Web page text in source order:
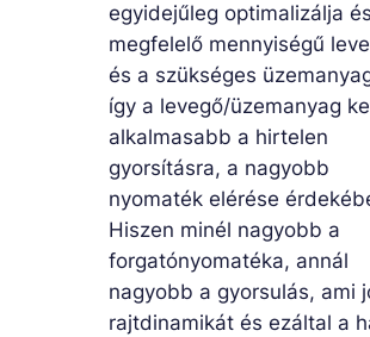
egyidejűleg optimalizálja és
megfelelő mennyiségű
és a szükséges
így a levegő/üzemanyag
alkalmasabb a hirtelen
gyorsításra, a nagyobb
nyomaték elérése
Hiszen minél nagyobb a
forgatónyomatéka, annál
nagyobb a gyorsulás, ami
rajtdinamikát és ezáltal a